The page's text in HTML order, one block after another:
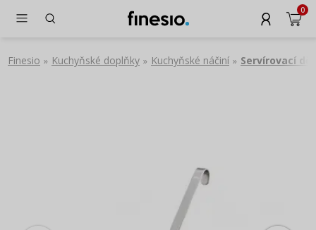
0
Finesio » Kuchyňské doplňky » Kuchyňské náčiní » Servírovací